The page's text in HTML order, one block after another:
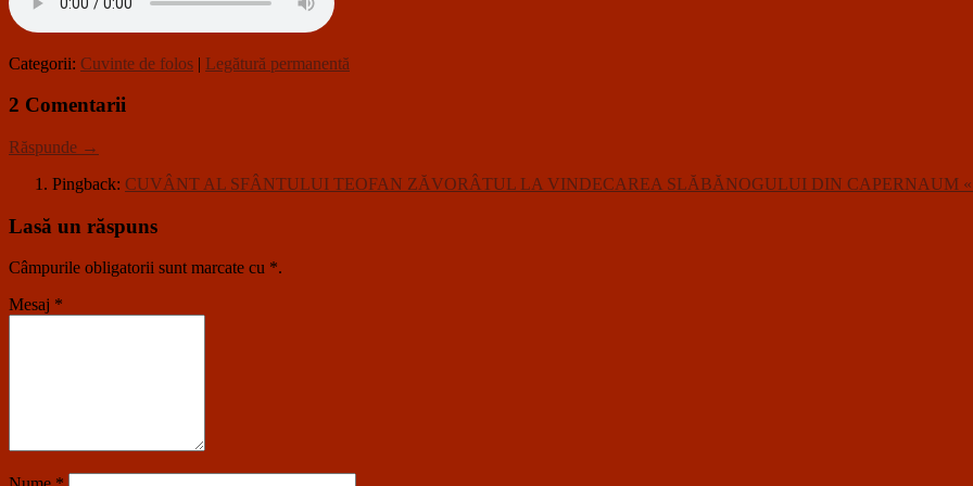
Categorii: Cuvinte de folos | Legătură permanentă
2 Comentarii
Răspunde →
Pingback: CUVÂNT AL SFÂNTULUI TEOFAN ZĂVORÂTUL LA VINDECAREA SLĂBĂNOGULUI DIN CAPERNAUM
Lasă un răspuns
Câmpurile obligatorii sunt marcate cu *.
Mesaj *